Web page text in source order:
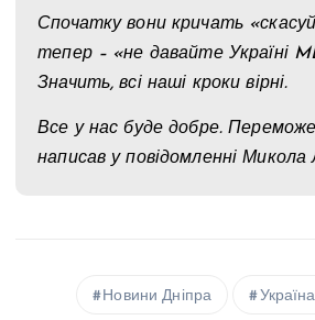
Спочатку вони кричать
тепер – «не давайте Україні
Значить, всі наші кроки вірні.
Все у нас буде добре.
написав у повідомленні Микола
Новини Дніпра